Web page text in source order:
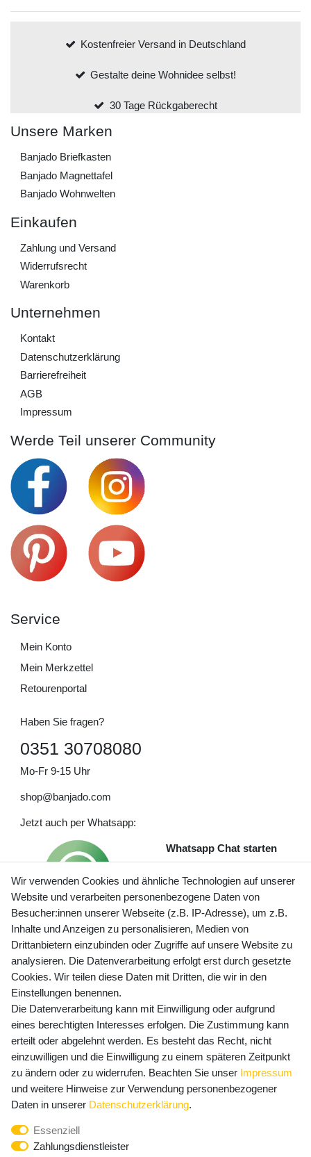
Kostenfreier Versand in Deutschland
Gestalte deine Wohnidee selbst!
30 Tage Rückgaberecht
Unsere Marken
Banjado Briefkasten
Banjado Magnettafel
Banjado Wohnwelten
Einkaufen
Zahlung und Versand
Widerrufs­recht
Warenkorb
Unternehmen
Kontakt
Daten­schutz­erklärung
Barrierefreiheit
AGB
Impressum
Werde Teil unserer Community
Service
Mein Konto
Mein Merkzettel
Retourenportal
Haben Sie fragen?
0351 30708080
Mo-Fr 9-15 Uhr
shop@banjado.com
Jetzt auch per Whatsapp:
Whatsapp Chat starten
Preisangaben inkl. gesetzl. MwSt. und zzgl. Service- und
Versandkosten
Newsletter Anmeldung - Keine Angebote
mehr verpassen!
E-MAIL **
Newsletter
Honig
Hiermit bestätige ich, dass ich dieDaten­schutz­erklärung
widerrufen.**
Wir verwenden Cookies und ähnliche Technologien auf unserer
Website und verarbeiten personenbezogene Daten von
Besucher:innen unserer Webseite (z.B. IP-Adresse), um z.B.
Inhalte und Anzeigen zu personalisieren, Medien von
Drittanbietern einzubinden oder Zugriffe auf unsere Website zu
analysieren. Die Datenverarbeitung erfolgt erst durch gesetzte
Cookies. Wir teilen diese Daten mit Dritten, die wir in den
Einstellungen benennen.
Die Datenverarbeitung kann mit Einwilligung oder aufgrund
eines berechtigten Interesses erfolgen. Die Zustimmung kann
erteilt oder abgelehnt werden. Es besteht das Recht, nicht
einzuwilligen und die Einwilligung zu einem späteren Zeitpunkt
zu ändern oder zu widerrufen. Beachten Sie unser Impressum
und weitere Hinweise zur Verwendung personenbezogener
Daten in unserer Daten­schutz­erklärung.
Essenziell
Zahlungsdienstleister